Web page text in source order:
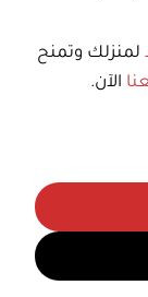
لمنزلك وتمنح
الآن.